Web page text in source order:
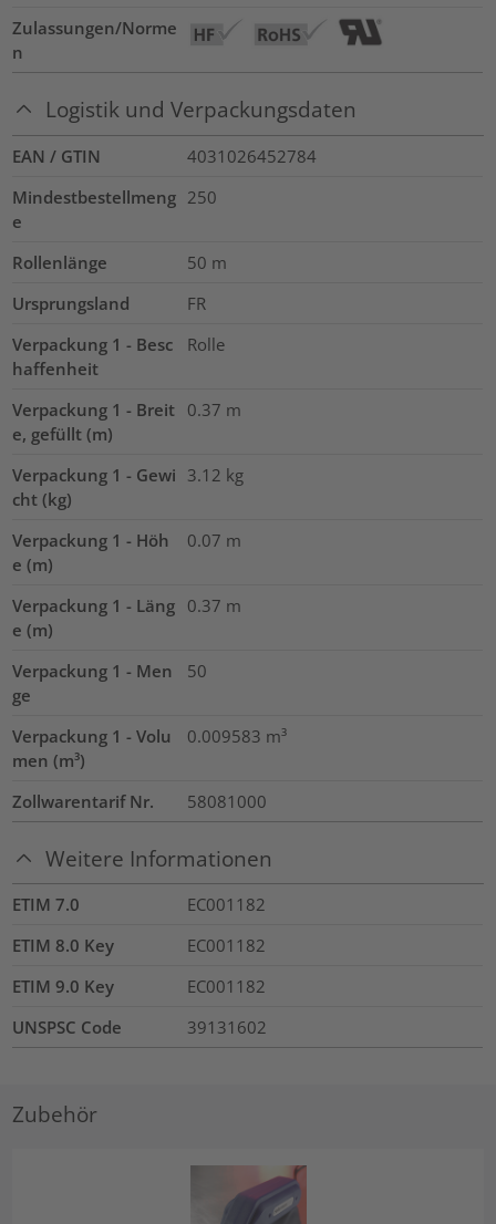
Zulassungen/Norme
n
Logistik und Verpackungsdaten
EAN / GTIN
4031026452784
Mindestbestellmeng
e
250
Rollenlänge 50 m
Ursprungsland
FR
Verpackung 1 - Besc
haffenheit
Rolle
Verpackung 1 - Breit
e, gefüllt (m)
0.37 m
Verpackung 1 - Gewi
cht (kg)
3.12 kg
Verpackung 1 - Höh
e (m)
0.07 m
Verpackung 1 - Läng
e (m)
0.37 m
Verpackung 1 - Men
ge
50
Verpackung 1 - Volu
men (m³)
0.009583 m³
Zollwarentarif Nr. 58081000
Weitere Informationen
ETIM 7.0
EC001182
ETIM 8.0 Key
EC001182
ETIM 9.0 Key
EC001182
UNSPSC Code
39131602
Zubehör